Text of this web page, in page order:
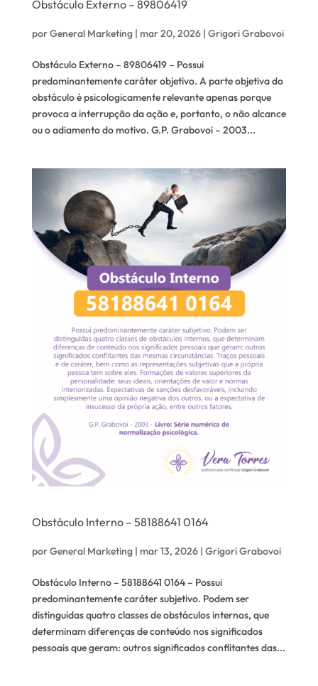
Obstáculo Externo – 89806419
porGeneral Marketing| mar 20, 2026| Grigori Grabovoi
Obstáculo Externo – 89806419 – Possui
predominantemente caráter objetivo. A parte objetiva do
obstáculo é psicologicamente relevante apenas porque
provoca a interrupção da ação e, portanto, o não alcance
ou o adiamento do motivo. G.P. Grabovoi – 2003...
Obstáculo Interno – 58188641 0164
porGeneral Marketing| mar 13, 2026| Grigori Grabovoi
Obstáculo Interno – 58188641 0164 – Possui
predominantemente caráter subjetivo. Podem ser
distinguidas quatro classes de obstáculos internos, que
determinam diferenças de conteúdo nos significados
pessoais que geram: outros significados conflitantes das...